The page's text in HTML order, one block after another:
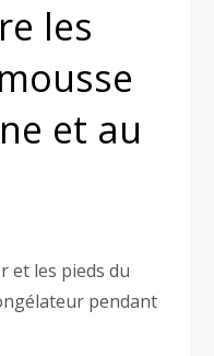
les
et au
et les pieds du
pendant